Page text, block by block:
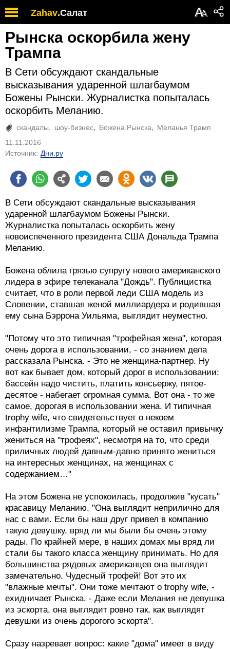
Zahav.Салат АА
Рынска оскорбила жену
Трампа
В Сети обсуждают скандальные
высказывания ударенной шлагбаумом
Божены Рынски. Журналистка попыталась
оскорбить Меланию.
скандалы шоу-бизнес Божена Рынска
Меланья Трамп
11.11.2016
Источник: Дни.ру
В Сети обсуждают скандальные высказывания
ударенной шлагбаумом Божены Рынски.
Журналистка попыталась оскорбить жену
новоиспеченного президента США Дональда Трампа
Меланию.
Божена облила грязью супругу нового американского
лидера в эфире телеканала "Дождь". Публицистка
считает, что в роли первой леди США модель из
Словении, ставшая женой миллиардера и родившая
ему сына Бэррона Уильяма, выглядит неуместно.
"Потому что это типичная "трофейная жена", которая
очень дорога в использовании, - со знанием дела
рассказала Рынска. - Это не женщина-партнер. Ну
вот как бывает дом, который дорог в использовании:
бассейн надо чистить, платить консьержу, пятое-
десятое - набегает огромная сумма. Вот она - то же
самое, дорогая в использовании жена. И типичная
trophy wife, что свидетельствует о некоем
инфантилизме Трампа, который не оставил привычку
жениться на "трофеях", несмотря на то, что среди
приличных людей давным-давно принято жениться
на интересных женщинах, на женщинах с
содержанием…"
На этом Божена не успокоилась, продолжив "кусать"
красавицу Меланию. "Она выглядит неприлично для
нас с вами. Если бы наш друг привел в компанию
такую девушку, вряд ли мы были бы очень этому
рады. По крайней мере, в наших домах мы вряд ли
стали бы такого класса женщину принимать. Но для
большинства рядовых американцев она выглядит
замечательно. Чудесный трофей! Вот это их
"влажные мечты". Они тоже мечтают о trophy wife, -
ехидничает Рынска. - Даже если Мелания не девушка
из эскорта, она выглядит ровно так, как выглядят
девушки из очень дорогого эскорта".
Сразу назревает вопрос: какие "дома" имеет в виду